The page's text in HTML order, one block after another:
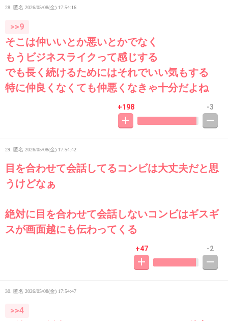
28. 匿名 2026/05/08(金) 17:54:16
>>9
そこは仲いいとか悪いとかでなく
もうビジネスライクって感じする
でも長く続けるためにはそれでいい気もする
特に仲良くなくても仲悪くなきゃ十分だよね
+198 -3
29. 匿名 2026/05/08(金) 17:54:42
目を合わせて会話してるコンビは大丈夫だと思
うけどなぁ
絶対に目を合わせて会話しないコンビはギスギ
スが画面越にも伝わってくる
+47 -2
30. 匿名 2026/05/08(金) 17:54:47
>>4